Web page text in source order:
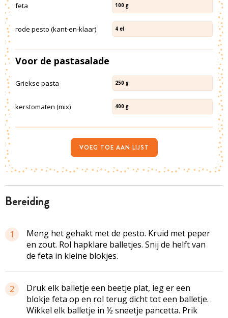
bereiding
1
Meng het gehakt met de pesto. Kruid met peper
en zout. Rol hapklare balletjes. Snij de helft van
de feta in kleine blokjes.
2
Druk elk balletje een beetje plat, leg er een
blokje feta op en rol terug dicht tot een balletje.
Wikkel elk balletje in ½ sneetje pancetta. Prik
feta 100 g
rode pesto (kant-en-klaar) 4 el
Voor de pastasalade
Griekse pasta 250 g
kerstomaten (mix) 400 g
VOEG TOE AAN LIJST